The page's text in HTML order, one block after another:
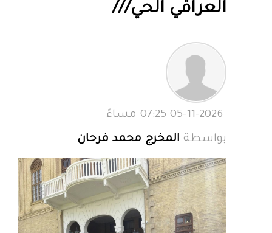
العراقي الحي///
بواسطة المخرج محمد فرحان